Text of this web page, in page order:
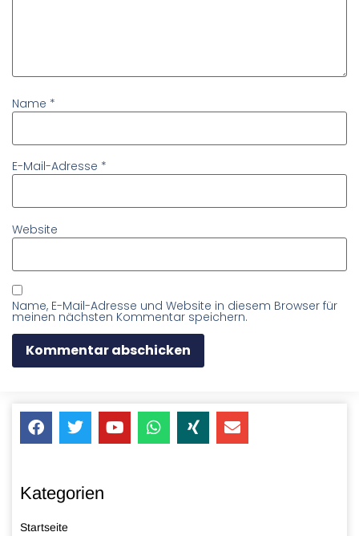
Name *
E-Mail-Adresse *
Website
Name, E-Mail-Adresse und Website in diesem Browser für
meinen nächsten Kommentar speichern.
Kategorien
Startseite